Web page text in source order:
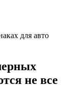
для авто
не все